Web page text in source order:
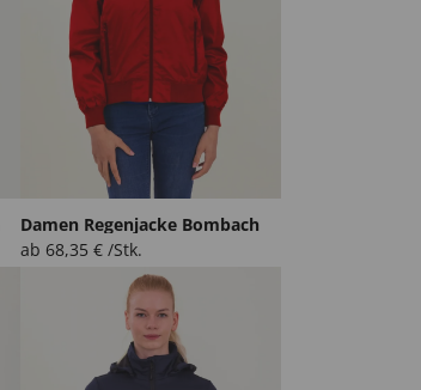
Damen Regenjacke Bombach
ab 68,35 € /Stk.